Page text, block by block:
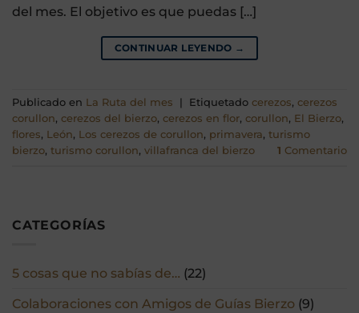
CATEGORÍAS
5 cosas que no sabías de… (22)
Colaboraciones con Amigos de Guías Bierzo (9)
del mes. El objetivo es que puedas […]
CONTINUAR LEYENDO →
Publicado en La Ruta del mes Etiquetado cerezos, cerezos
corullon, cerezos del bierzo, cerezos en flor, corullon, El Bierzo,
flores, León, Los cerezos de corullon, primavera, turismo
bierzo, turismo corullon, villafranca del bierzo 1 Comentario